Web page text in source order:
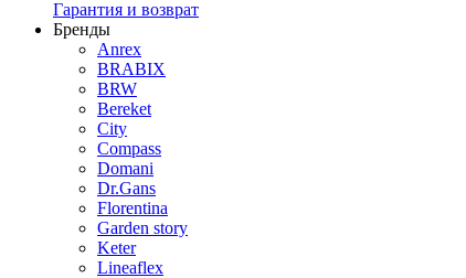
Гарантия и возврат
Бренды
Anrex
BRABIX
BRW
Bereket
City
Compass
Domani
Dr.Gans
Florentina
Garden story
Keter
Lineaflex